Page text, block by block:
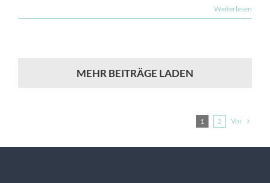
Weiterlesen
MEHR BEITRÄGE LADEN
1 2 Vor